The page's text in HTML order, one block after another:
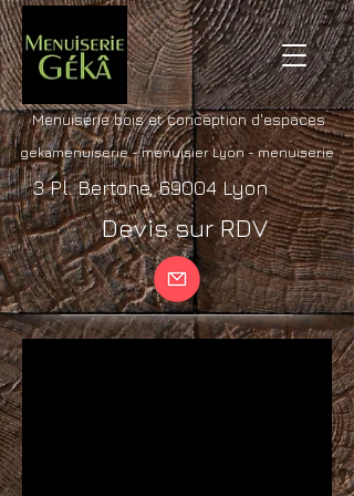
Menuiserie bois et conception d'espaces
gekamenuiserie- menuisier Lyon - menuiserie
Devis sur RDV
3 Pl. Bertone, 69004 Lyon